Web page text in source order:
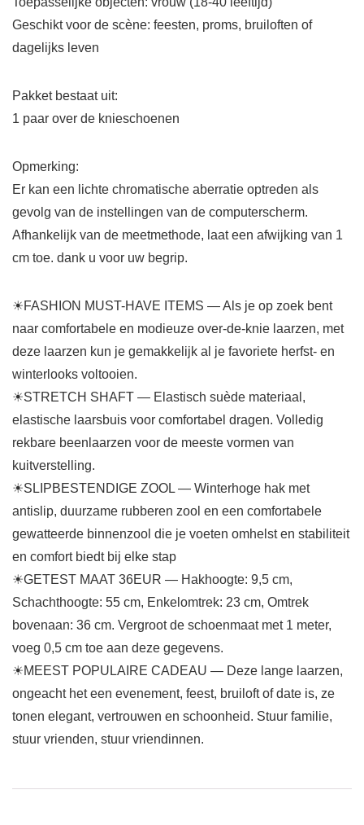
Geschikt voor de scène: feesten, proms, bruiloften of
dagelijks leven
Pakket bestaat uit:
1 paar over de knieschoenen
Opmerking:
Er kan een lichte chromatische aberratie optreden als
gevolg van de instellingen van de computerscherm.
Afhankelijk van de meetmethode, laat een afwijking van 1
cm toe. dank u voor uw begrip.
☀FASHION MUST-HAVE ITEMS — Als je op zoek bent
naar comfortabele en modieuze over-de-knie laarzen, met
deze laarzen kun je gemakkelijk al je favoriete herfst- en
winterlooks voltooien.
☀STRETCH SHAFT — Elastisch suède materiaal,
elastische laarsbuis voor comfortabel dragen. Volledig
rekbare beenlaarzen voor de meeste vormen van
kuitverstelling.
☀SLIPBESTENDIGE ZOOL — Winterhoge hak met
antislip, duurzame rubberen zool en een comfortabele
gewatteerde binnenzool die je voeten omhelst en stabiliteit
en comfort biedt bij elke stap
☀GETEST MAAT 36EUR — Hakhoogte: 9,5 cm,
Schachthoogte: 55 cm, Enkelomtrek: 23 cm, Omtrek
bovenaan: 36 cm. Vergroot de schoenmaat met 1 meter,
voeg 0,5 cm toe aan deze gegevens.
☀MEEST POPULAIRE CADEAU — Deze lange laarzen,
ongeacht het een evenement, feest, bruiloft of date is, ze
tonen elegant, vertrouwen en schoonheid. Stuur familie,
stuur vrienden, stuur vriendinnen.